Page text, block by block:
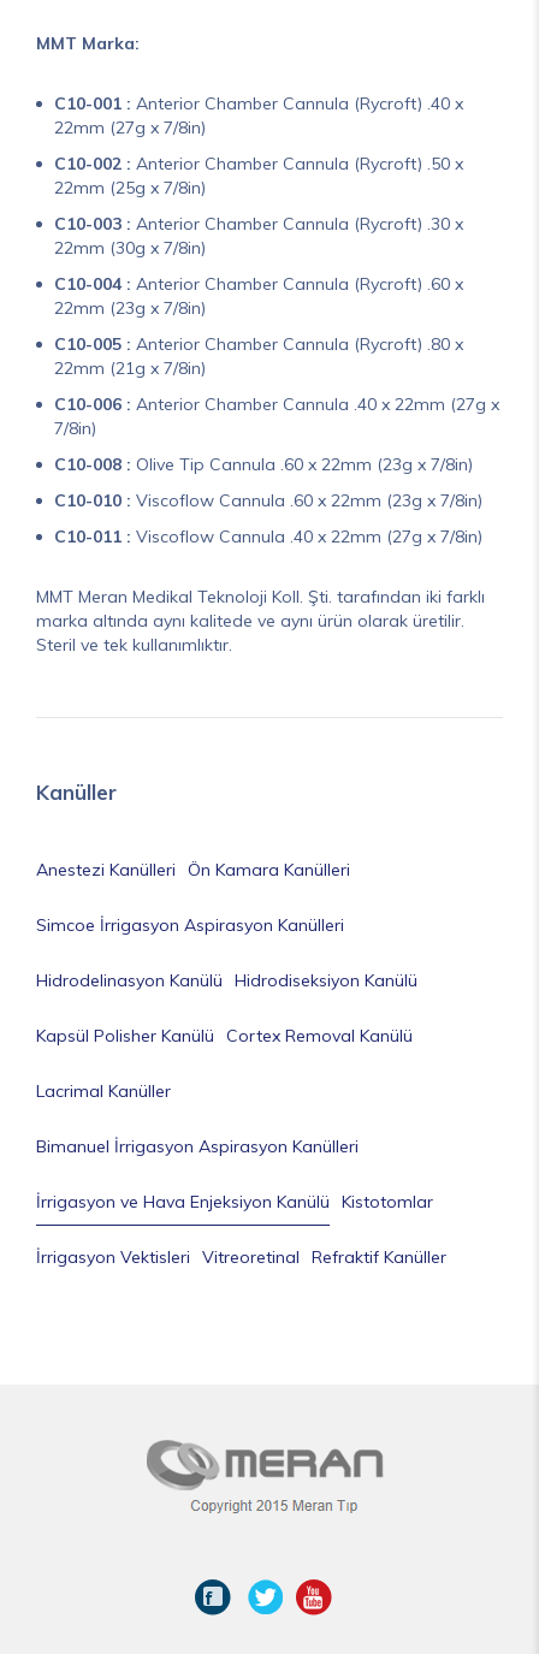
MMT Marka:
C10-001 : Anterior Chamber Cannula (Rycroft) .40 x
22mm (27g x 7/8in)
C10-002 : Anterior Chamber Cannula (Rycroft) .50 x
22mm (25g x 7/8in)
C10-003 : Anterior Chamber Cannula (Rycroft) .30 x
22mm (30g x 7/8in)
C10-004 : Anterior Chamber Cannula (Rycroft) .60 x
22mm (23g x 7/8in)
C10-005 : Anterior Chamber Cannula (Rycroft) .80 x
22mm (21g x 7/8in)
C10-006 : Anterior Chamber Cannula .40 x 22mm (27g x
7/8in)
C10-008 : Olive Tip Cannula .60 x 22mm (23g x 7/8in)
C10-010 : Viscoflow Cannula .60 x 22mm (23g x 7/8in)
C10-011 : Viscoflow Cannula .40 x 22mm (27g x 7/8in)
MMT Meran Medikal Teknoloji Koll. Şti. tarafından iki farklı
marka altında aynı kalitede ve aynı ürün olarak üretilir.
Steril ve tek kullanımlıktır.
Kanüller
Anestezi Kanülleri Ön Kamara Kanülleri
Simcoe İrrigasyon Aspirasyon Kanülleri
Hidrodelinasyon Kanülü Hidrodiseksiyon Kanülü
Kapsül Polisher Kanülü Cortex Removal Kanülü
Lacrimal Kanüller
Bimanuel İrrigasyon Aspirasyon Kanülleri
İrrigasyon ve Hava Enjeksiyon Kanülü Kistotomlar
İrrigasyon Vektisleri Vitreoretinal Refraktif Kanüller